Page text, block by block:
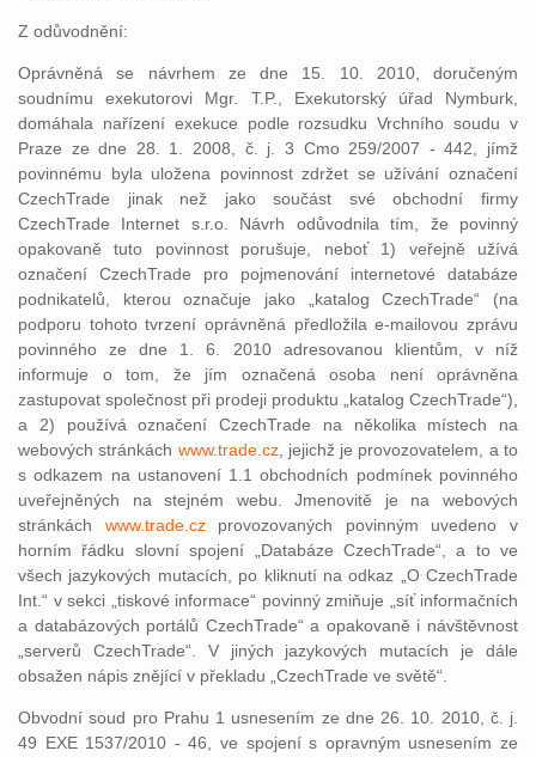
Z odůvodnění:
Oprávněná se návrhem ze dne 15. 10. 2010, doručeným
soudnímu exekutorovi Mgr. T.P., Exekutorský úřad Nymburk,
domáhala nařízení exekuce podle rozsudku Vrchního soudu v
Praze ze dne 28. 1. 2008, č. j. 3 Cmo 259/2007 - 442, jímž
povinnému byla uložena povinnost zdržet se užívání označení
CzechTrade jinak než jako součást své obchodní firmy
CzechTrade Internet s.r.o. Návrh odůvodnila tím, že povinný
opakovaně tuto povinnost porušuje, neboť 1) veřejně užívá
označení CzechTrade pro pojmenování internetové databáze
podnikatelů, kterou označuje jako „katalog CzechTrade“ (na
podporu tohoto tvrzení oprávněná předložila e-mailovou zprávu
povinného ze dne 1. 6. 2010 adresovanou klientům, v níž
informuje o tom, že jím označená osoba není oprávněna
zastupovat společnost při prodeji produktu „katalog CzechTrade“),
a 2) používá označení CzechTrade na několika místech na
webových stránkách www.trade.cz, jejichž je provozovatelem, a to
s odkazem na ustanovení 1.1 obchodních podmínek povinného
uveřejněných na stejném webu. Jmenovitě je na webových
stránkách www.trade.czprovozovaných povinným uvedeno v
horním řádku slovní spojení „Databáze CzechTrade“, a to ve
všech jazykových mutacích, po kliknutí na odkaz „O CzechTrade
Int.“ v sekci „tiskové informace“ povinný zmiňuje „síť informačních
a databázových portálů CzechTrade“ a opakovaně i návštěvnost
„serverů CzechTrade“. V jiných jazykových mutacích je dále
obsažen nápis znějící v překladu „CzechTrade ve světě“.
Obvodní soud pro Prahu 1 usnesením ze dne 26. 10. 2010, č. j.
49 EXE 1537/2010 - 46, ve spojení s opravným usnesením ze